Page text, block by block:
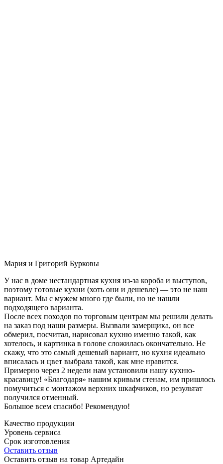
Мария и Григорий Бурковы
У нас в доме нестандартная кухня из-за короба и выступов,
поэтому готовые кухни (хоть они и дешевле) — это не наш
вариант. Мы с мужем много где были, но не нашли
подходящего варианта.
После всех походов по торговым центрам мы решили делать
на заказ под наши размеры. Вызвали замерщика, он все
обмерил, посчитал, нарисовал кухню именно такой, как
хотелось, и картинка в голове сложилась окончательно. Не
скажу, что это самый дешевый вариант, но кухня идеально
вписалась и цвет выбрала такой, как мне нравится.
Примерно через 2 недели нам установили нашу кухню-
красавицу! «Благодаря» нашим кривым стенам, им пришлось
помучиться с монтажом верхних шкафчиков, но результат
получился отменный.
Большое всем спасибо! Рекомендую!
Качество продукции
Уровень сервиса
Срок изготовления
Оставить отзыв
Оставить отзыв на товар Артедайн